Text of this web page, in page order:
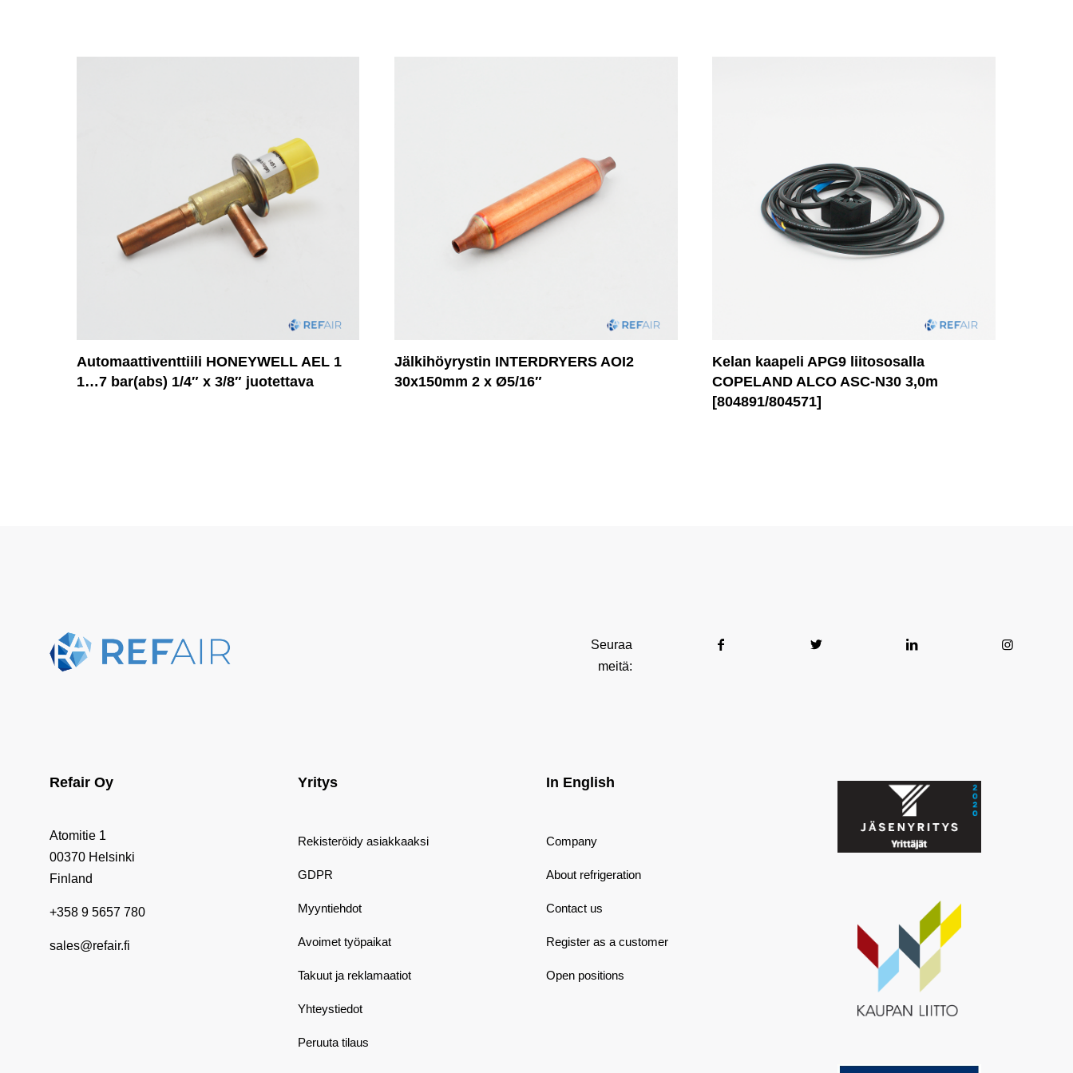
Automaattiventtiili HONEYWELL AEL 1
1…7 bar(abs) 1/4″ x 3/8″ juotettava
Jälkihöyrystin INTERDRYERS AOI2
30x150mm 2 x Ø5/16″
Kelan kaapeli APG9 liitososalla
COPELAND ALCO ASC-N30 3,0m
[804891/804571]
Seuraa
meitä:
Refair Oy
Atomitie 1
00370 Helsinki
Finland
+358 9 5657 780
sales@refair.fi
Yritys
Rekisteröidy asiakkaaksi
GDPR
Myyntiehdot
Avoimet työpaikat
Takuut ja reklamaatiot
Yhteystiedot
Peruuta tilaus
In English
Company
About refrigeration
Contact us
Register as a customer
Open positions